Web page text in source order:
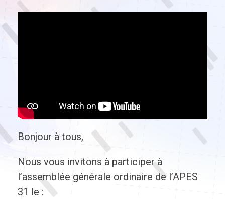
Bonjour à tous,
Nous vous invitons à participer à
l’assemblée générale ordinaire de l’APES
31 le :